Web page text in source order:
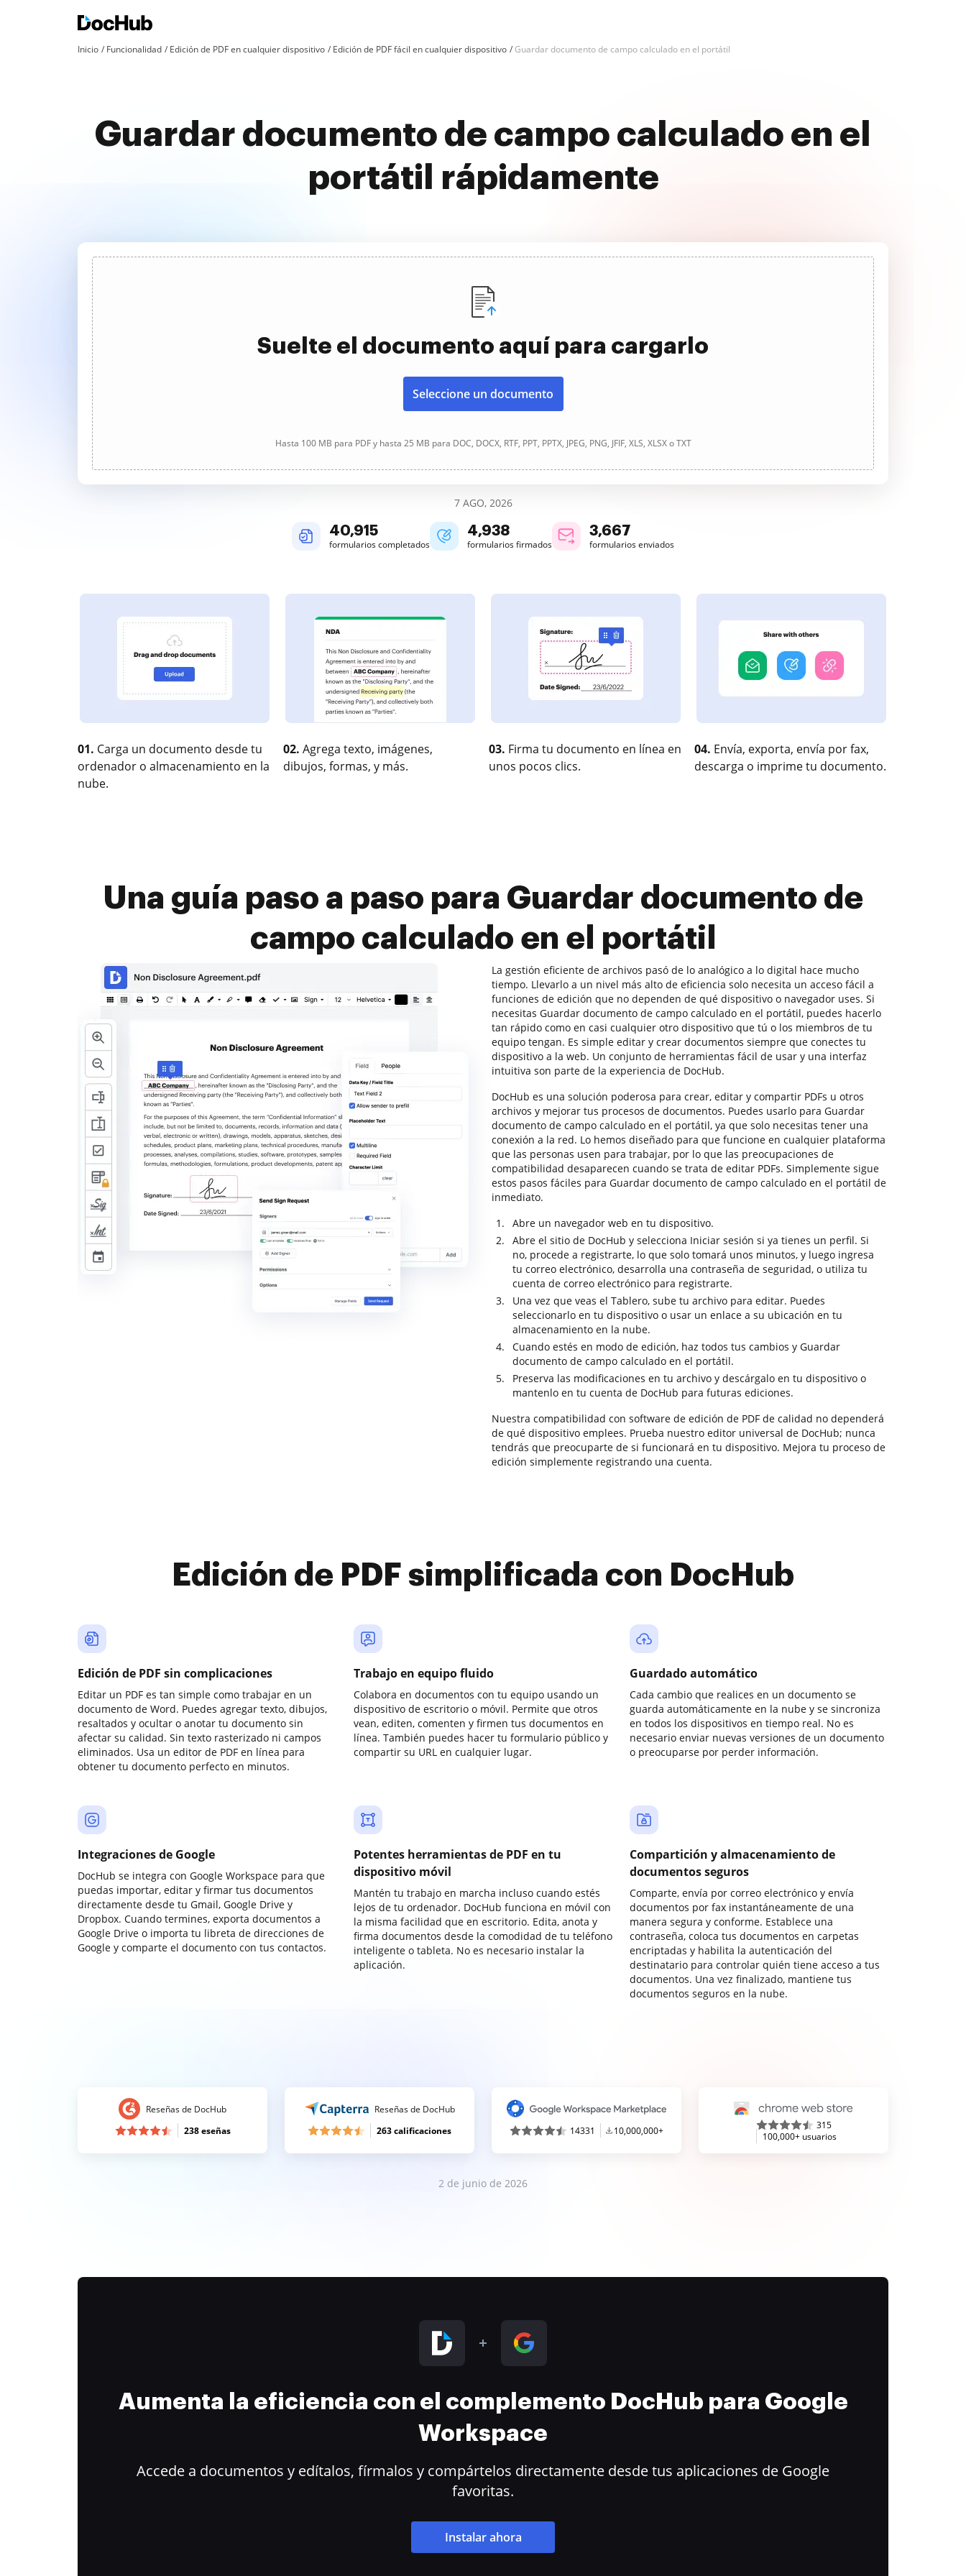
Inicio Funcionalidad Edición de PDF en cualquier dispositivo Edición de PDF fácil en cualquier dispositivo Guardar documento de campo calculado en el portátil
Guardar documento de campo calculado en el
portátil rápidamente
Suelte el documento aquí para cargarlo
Seleccione un documento
Hasta 100 MB para PDF y hasta 25 MB para DOC, DOCX, RTF, PPT, PPTX, JPEG, PNG, JFIF, XLS, XLSX o TXT
7 AGO, 2026
40,918
formularios completados
4,938
formularios firmados
3,667
formularios enviados
01. Carga un documento desde tu
ordenador o almacenamiento en la
nube.
02. Agrega texto, imágenes,
dibujos, formas, y más.
03. Firma tu documento en línea en
unos pocos clics.
04. Envía, exporta, envía por fax,
descarga o imprime tu documento.
Una guía paso a paso para Guardar documento de
campo calculado en el portátil
La gestión eficiente de archivos pasó de lo analógico a lo digital hace mucho
tiempo. Llevarlo a un nivel más alto de eficiencia solo necesita un acceso fácil a
funciones de edición que no dependen de qué dispositivo o navegador uses. Si
necesitas Guardar documento de campo calculado en el portátil, puedes hacerlo
tan rápido como en casi cualquier otro dispositivo que tú o los miembros de tu
equipo tengan. Es simple editar y crear documentos siempre que conectes tu
dispositivo a la web. Un conjunto de herramientas fácil de usar y una interfaz
intuitiva son parte de la experiencia de DocHub.
DocHub es una solución poderosa para crear, editar y compartir PDFs u otros
archivos y mejorar tus procesos de documentos. Puedes usarlo para Guardar
documento de campo calculado en el portátil, ya que solo necesitas tener una
conexión a la red. Lo hemos diseñado para que funcione en cualquier plataforma
que las personas usen para trabajar, por lo que las preocupaciones de
compatibilidad desaparecen cuando se trata de editar PDFs. Simplemente sigue
estos pasos fáciles para Guardar documento de campo calculado en el portátil de
inmediato.
Abre un navegador web en tu dispositivo.
Abre el sitio de DocHub y selecciona Iniciar sesión si ya tienes un perfil. Si
no, procede a registrarte, lo que solo tomará unos minutos, y luego ingresa
tu correo electrónico, desarrolla una contraseña de seguridad, o utiliza tu
cuenta de correo electrónico para registrarte.
Una vez que veas el Tablero, sube tu archivo para editar. Puedes
seleccionarlo en tu dispositivo o usar un enlace a su ubicación en tu
almacenamiento en la nube.
Cuando estés en modo de edición, haz todos tus cambios y Guardar
documento de campo calculado en el portátil.
Preserva las modificaciones en tu archivo y descárgalo en tu dispositivo o
mantenlo en tu cuenta de DocHub para futuras ediciones.
Nuestra compatibilidad con software de edición de PDF de calidad no dependerá
de qué dispositivo emplees. Prueba nuestro editor universal de DocHub; nunca
tendrás que preocuparte de si funcionará en tu dispositivo. Mejora tu proceso de
edición simplemente registrando una cuenta.
Edición de PDF simplificada con DocHub
Edición de PDF sin complicaciones
Editar un PDF es tan simple como trabajar en un
documento de Word. Puedes agregar texto, dibujos,
resaltados y ocultar o anotar tu documento sin
afectar su calidad. Sin texto rasterizado ni campos
eliminados. Usa un editor de PDF en línea para
obtener tu documento perfecto en minutos.
Trabajo en equipo fluido
Colabora en documentos con tu equipo usando un
dispositivo de escritorio o móvil. Permite que otros
vean, editen, comenten y firmen tus documentos en
línea. También puedes hacer tu formulario público y
compartir su URL en cualquier lugar.
Guardado automático
Cada cambio que realices en un documento se
guarda automáticamente en la nube y se sincroniza
en todos los dispositivos en tiempo real. No es
necesario enviar nuevas versiones de un documento
o preocuparse por perder información.
Integraciones de Google
DocHub se integra con Google Workspace para que
puedas importar, editar y firmar tus documentos
directamente desde tu Gmail, Google Drive y
Dropbox. Cuando termines, exporta documentos a
Google Drive o importa tu libreta de direcciones de
Google y comparte el documento con tus contactos.
Potentes herramientas de PDF en tu
dispositivo móvil
Mantén tu trabajo en marcha incluso cuando estés
lejos de tu ordenador. DocHub funciona en móvil con
la misma facilidad que en escritorio. Edita, anota y
firma documentos desde la comodidad de tu teléfono
inteligente o tableta. No es necesario instalar la
aplicación.
Compartición y almacenamiento de
documentos seguros
Comparte, envía por correo electrónico y envía
documentos por fax instantáneamente de una
manera segura y conforme. Establece una
contraseña, coloca tus documentos en carpetas
encriptadas y habilita la autenticación del
destinatario para controlar quién tiene acceso a tus
documentos. Una vez finalizado, mantiene tus
documentos seguros en la nube.
Reseñas de DocHub
238 eseñas
Reseñas de DocHub
263 calificaciones
14331 10,000,000+
315
100,000+ usuarios
2 de junio de 2026
Aumenta la eficiencia con el complemento DocHub para Google
Workspace
Accede a documentos y edítalos, fírmalos y compártelos directamente desde tus aplicaciones de Google
favoritas.
Instalar ahora